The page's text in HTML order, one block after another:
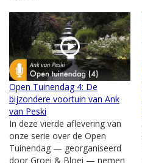
Open Tuinendag 4: De
bijzondere voortuin van Ank
van Peski
In deze vierde aflevering van
onze serie over de Open
Tuinendag — georganiseerd
door Groei & Bloei — nemen